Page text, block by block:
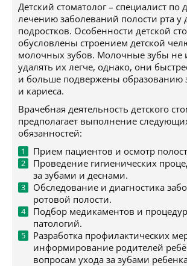
Детский стоматолог – специалист по
лечению заболеваний полости рта у
подростков. Особенности детской
обусловлены строением детской
молочных зубов. Молочные зубы не
удалять их легче, однако, они
и больше подвержены образованию
и кариеса.
Врачебная деятельность детского
предполагает выполнение
обязанностей:
Прием пациентов и осмотр
Проведение гигиенических
за зубами и деснами.
Обследование и диагностика
ротовой полости.
Подбор медикаментов и
патологий.
Разработка профилактических
информирование родителей
вопросам ухода за зубами